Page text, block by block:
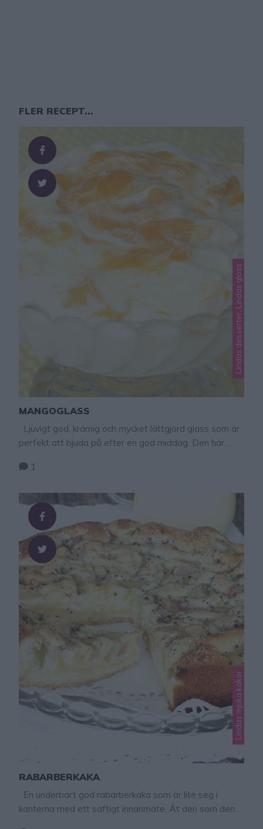
FLER RECEPT...
Lindas desserter, Lindas glass
MANGOGLASS
Ljuvigt god, krämig och mycket lättgjord glass som är
perfekt att bjuda på efter en god middag. Den här
mangoglass ca 1,1 liter 5 dl vispgrädde 1 burk
färsk mango GÖR SÅ HÄR 1. Vispa grädden fluffig i …
1
Lindas mjuka kakor
RABARBERKAKA
En underbart god rabarberkaka som är lite seg i
kanterna med ett saftigt innanmäte. Ät den som den